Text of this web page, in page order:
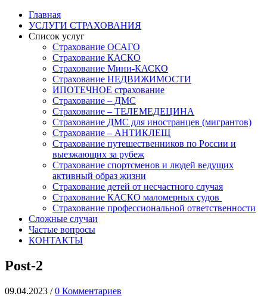
Главная
УСЛУГИ СТРАХОВАНИЯ
Список услуг
Страхование ОСАГО
Страхование КАСКО
Страхование Мини-КАСКО
Страхование НЕДВИЖИМОСТИ
ИПОТЕЧНОЕ страхование
Страхование – ДМС
Страхование – ТЕЛЕМЕДЕЦИНА
Страхование ДМС для иностранцев (мигрантов)
Страхование – АНТИКЛЕЩ
Страхование путешественников по России и
выезжающих за рубеж
Страхование спортсменов и людей ведущих
активный образ жизни
Страхование детей от несчастного случая
Страхование КАСКО маломерных судов
Страхование профессиональной ответственности
Сложные случаи
Частые вопросы
КОНТАКТЫ
Post-2
09.04.2023 / 0 Комментариев